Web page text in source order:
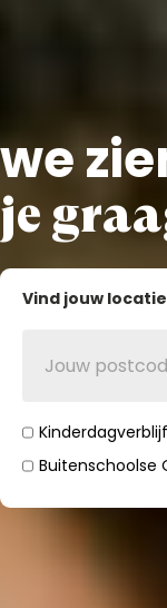
we
je
Vind jouw locatie
Kinderdagverblijf
Buitenschoolse